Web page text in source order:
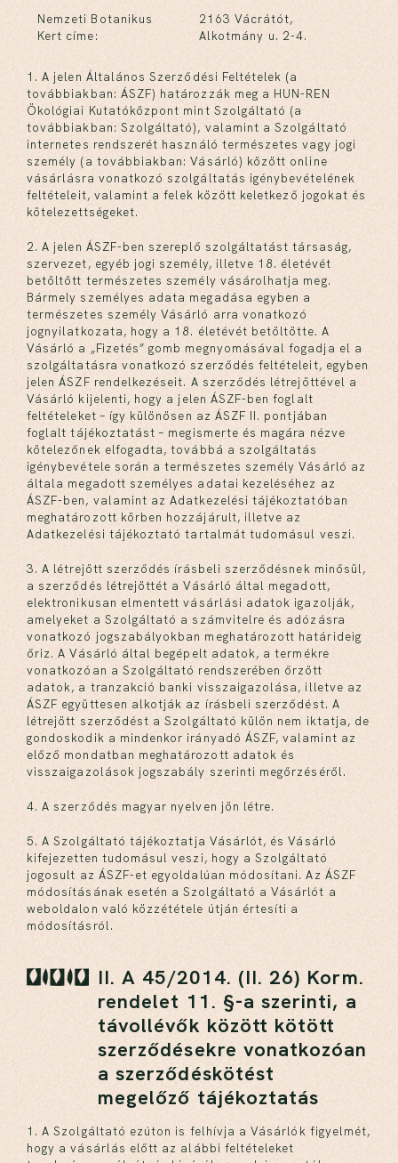
Nemzeti Botanikus
Kert címe:
2163 Vácrátót,
Alkotmány u. 2-4.
1. A jelen Általános Szerződési Feltételek (a
továbbiakban: ÁSZF) határozzák meg a HUN-REN
Ökológiai Kutatóközpont mint Szolgáltató (a
továbbiakban: Szolgáltató), valamint a Szolgáltató
internetes rendszerét használó természetes vagy jogi
személy (a továbbiakban: Vásárló) között online
vásárlásra vonatkozó szolgáltatás igénybevételének
feltételeit, valamint a felek között keletkező jogokat és
kötelezettségeket.
2. A jelen ÁSZF-ben szereplő szolgáltatást társaság,
szervezet, egyéb jogi személy, illetve 18. életévét
betöltött természetes személy vásárolhatja meg.
Bármely személyes adata megadása egyben a
természetes személy Vásárló arra vonatkozó
jognyilatkozata, hogy a 18. életévét betöltötte. A
Vásárló a „Fizetés” gomb megnyomásával fogadja el a
szolgáltatásra vonatkozó szerződés feltételeit, egyben
jelen ÁSZF rendelkezéseit. A szerződés létrejöttével a
Vásárló kijelenti, hogy a jelen ÁSZF-ben foglalt
feltételeket – így különösen az ÁSZF II. pontjában
foglalt tájékoztatást – megismerte és magára nézve
kötelezőnek elfogadta, továbbá a szolgáltatás
igénybevétele során a természetes személy Vásárló az
általa megadott személyes adatai kezeléséhez az
ÁSZF-ben, valamint az Adatkezelési tájékoztatóban
meghatározott körben hozzájárult, illetve az
Adatkezelési tájékoztató tartalmát tudomásul veszi.
3. A létrejött szerződés írásbeli szerződésnek minősül,
a szerződés létrejöttét a Vásárló által megadott,
elektronikusan elmentett vásárlási adatok igazolják,
amelyeket a Szolgáltató a számvitelre és adózásra
vonatkozó jogszabályokban meghatározott határideig
őriz. A Vásárló által begépelt adatok, a termékre
vonatkozóan a Szolgáltató rendszerében őrzött
adatok, a tranzakció banki visszaigazolása, illetve az
ÁSZF együttesen alkotják az írásbeli szerződést. A
létrejött szerződést a Szolgáltató külön nem iktatja, de
gondoskodik a mindenkor irányadó ÁSZF, valamint az
előző mondatban meghatározott adatok és
visszaigazolások jogszabály szerinti megőrzéséről.
4. A szerződés magyar nyelven jön létre.
5. A Szolgáltató tájékoztatja Vásárlót, és Vásárló
kifejezetten tudomásul veszi, hogy a Szolgáltató
jogosult az ÁSZF-et egyoldalúan módosítani. Az ÁSZF
módosításának esetén a Szolgáltató a Vásárlót a
weboldalon való közzététele útján értesíti a
módosításról.
II. A 45/2014. (II. 26) Korm.
rendelet 11. §-a szerinti, a
távollévők között kötött
szerződésekre vonatkozóan
a szerződéskötést
megelőző tájékoztatás
1. A Szolgáltató ezúton is felhívja a Vásárlók figyelmét,
hogy a vásárlás előtt az alábbi feltételeket